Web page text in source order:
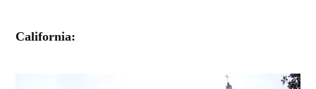
California: